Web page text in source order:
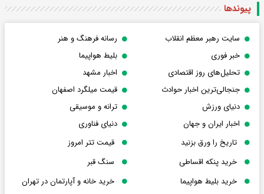
پیوندها
سایت رهبر معظم انقلاب
رسانه فرهنگ و هنر
خبر فوری
بلیط هواپیما
تحلیل‌های روز اقتصادی
اخبار مشهد
جنجالی‌ترین اخبار حوادث
قیمت میلگرد اصفهان
دنیای ورزش
ترانه و موسیقی
اخبار ایران و جهان
دنیای فناوری
تاریخ را ورق بزنید
قیمت تتر امروز
خرید پنکه اقساطی
سنگ قبر
خرید بلیط هواپیما
خرید خانه و آپارتمان در تهران